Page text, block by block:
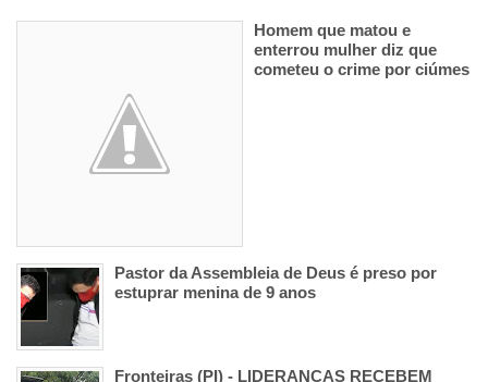
Homem que matou e
enterrou mulher diz que
cometeu o crime por ciúmes
Pastor da Assembleia de Deus é preso por
estuprar menina de 9 anos
Fronteiras (PI) - LIDERANÇAS RECEBEM